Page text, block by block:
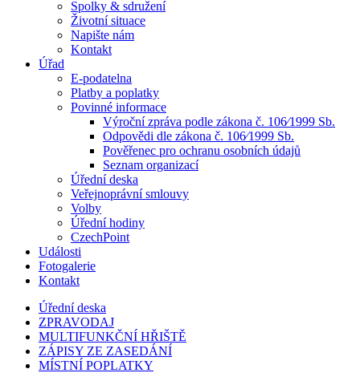
Spolky & sdružení
Životní situace
Napište nám
Kontakt
Úřad
E-podatelna
Platby a poplatky
Povinné informace
Výroční zpráva podle zákona č. 106⁄1999 Sb.
Odpovědi dle zákona č. 106⁄1999 Sb.
Pověřenec pro ochranu osobních údajů
Seznam organizací
Úřední deska
Veřejnoprávní smlouvy
Volby
Úřední hodiny
CzechPoint
Události
Fotogalerie
Kontakt
Úřední deska
ZPRAVODAJ
MULTIFUNKČNÍ HŘIŠTĚ
ZÁPISY ZE ZASEDÁNÍ
MÍSTNÍ POPLATKY